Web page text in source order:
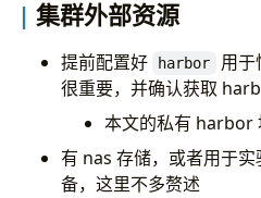
集群外部资源
提前配置好 harbor
用
很重要，并确认获取
本文的私有 harbor
有 nas 存储，或者用于
备，这里不多赘述